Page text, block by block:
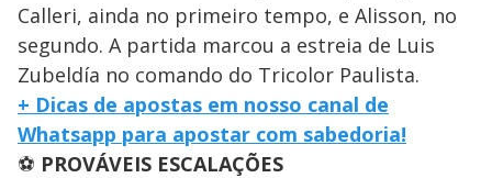
Calleri, ainda no primeiro tempo, e Alisson, no
segundo. A partida marcou a estreia de Luis
Zubeldía no comando do Tricolor Paulista.
+ Dicas de apostas em nosso canal de
Whatsapp para apostar com sabedoria!
⚽ PROVÁVEIS ESCALAÇÕES